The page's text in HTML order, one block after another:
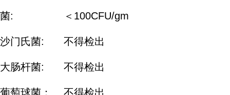
菌: ＜100CFU/gm
沙门氏菌: 不得检出
大肠杆菌: 不得检出
葡萄球菌： 不得检出